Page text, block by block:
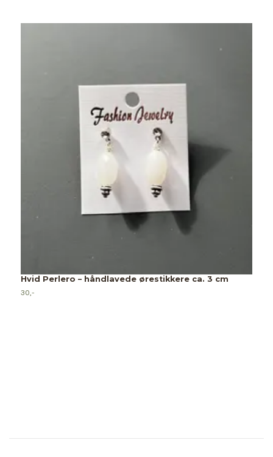
Hvid Perlero – håndlavede ørestikkere ca. 3 cm
30,-